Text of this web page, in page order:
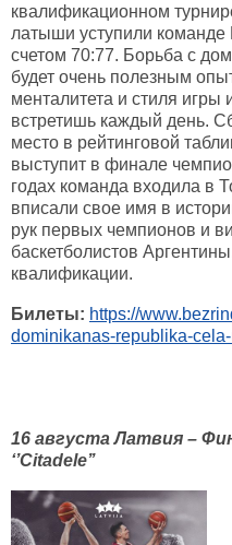
квалификационном
латыши уступили
счетом 70:77. Борьба с
будет очень полезным
менталитета и стиля игры
встретишь каждый день.
место в рейтинговой
выступит в финале
годах команда входила в
вписали свое имя в
рук первых чемпионов и
баскетболистов
квалификации.
Билеты: https://
dominikanas-republika-
16 августа Латвия –
‘’Citadele’’